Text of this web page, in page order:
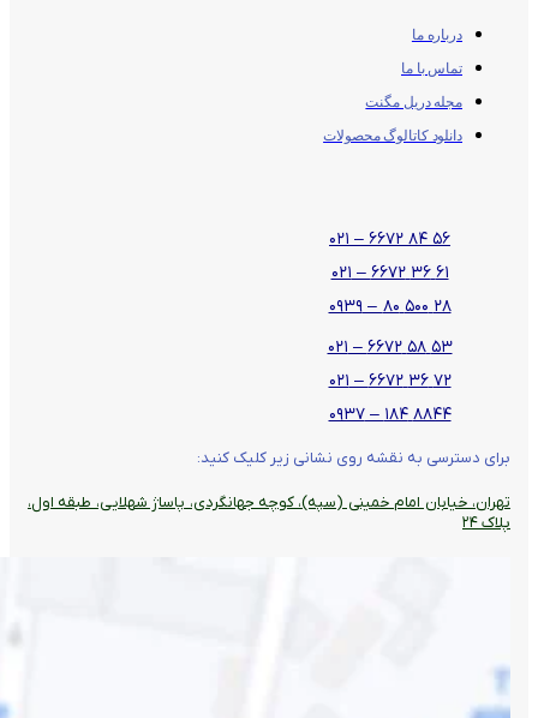
درباره ما
تماس با ما
مجله دریل مگنت
دانلود کاتالوگ محصولات
۵۶ ۸۴ ۶۶۷۲ – ۰۲۱
۶۱ ۳۶ ۶۶۷۲ – ۰۲۱
۲۸ ۵۰۰ ۸۰ – ۰۹۳۹
۵۳ ۵۸ ۶۶۷۲ – ۰۲۱
۷۲ ۳۶ ۶۶۷۲ – ۰۲۱
۸۸۴۴ ۱۸۴ – ۰۹۳۷
برای دسترسی به نقشه روی نشانی زیر کلیک کنید:
تهران، خیابان امام خمینی (سپه)، کوچه جهانگردی،‌ پاساژ شهلایی، طبقه اول،
پلاک ۲۴